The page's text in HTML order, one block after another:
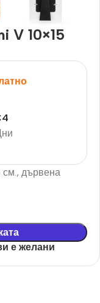
V 10×15
4
см., дървена
е желани